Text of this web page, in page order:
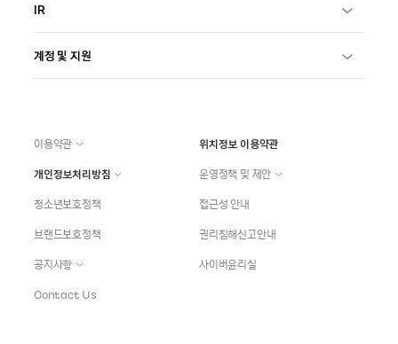
IR
계정 및 지원
이용약관
위치정보 이용약관
개인정보처리방침
운영정책 및 제안
청소년보호정책
접근성 안내
브랜드보호정책
권리침해신고안내
공지사항
사이버윤리실
Contact Us